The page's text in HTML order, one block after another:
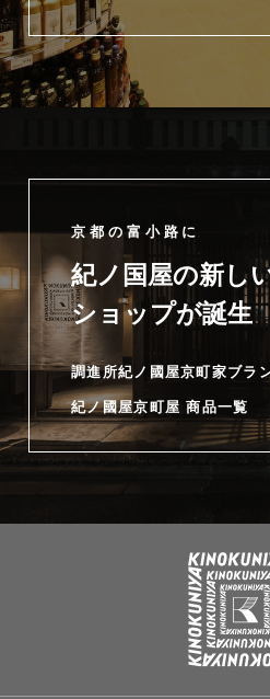
京都の富小路に
紀ノ国屋の新し
ショップが誕生
調進所紀ノ國屋京町家ブラ
紀ノ國屋京町屋 商品一覧